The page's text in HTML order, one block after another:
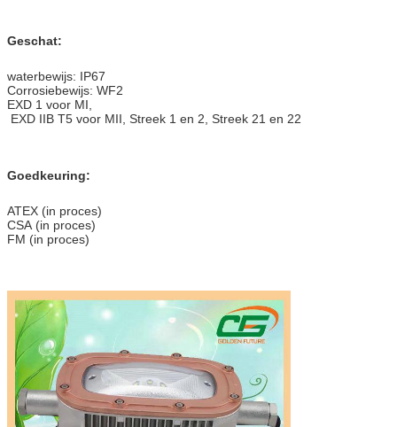
Geschat:
waterbewijs: IP67
Corrosiebewijs: WF2
EXD 1 voor MI,
EXD IIB T5 voor MII, Streek 1 en 2, Streek 21 en 22
Goedkeuring:
ATEX (in proces)
CSA (in proces)
FM (in proces)